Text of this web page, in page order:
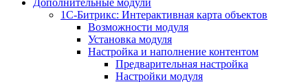
Дополнительные модули
1С-Битрикс: Интерактивная карта объектов
Возможности модуля
Установка модуля
Настройка и наполнение контентом
Предварительная настройка
Настройки модуля